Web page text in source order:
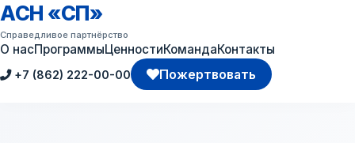
АСН «СП»
Справедливое партнёрство
О насПрограммыЦенностиКомандаКонтакты
+7 (862) 222-00-00 Пожертвовать